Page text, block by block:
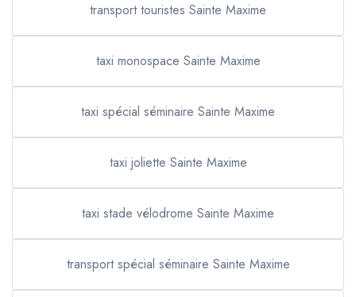
transport touristes Sainte Maxime
taxi monospace Sainte Maxime
taxi spécial séminaire Sainte Maxime
taxi joliette Sainte Maxime
taxi stade vélodrome Sainte Maxime
transport spécial séminaire Sainte Maxime